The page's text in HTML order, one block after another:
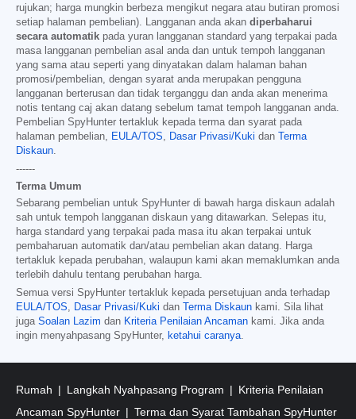
rujukan; harga mungkin berbeza mengikut negara atau butiran promosi
setiap halaman pembelian). Langganan anda akan diperbaharui
secara automatik pada yuran langganan standard yang terpakai pada
masa langganan pembelian asal anda dan untuk tempoh langganan
yang sama atau seperti yang dinyatakan dalam halaman bahan
promosi/pembelian, dengan syarat anda merupakan pengguna
langganan berterusan dan tidak terganggu dan anda akan menerima
notis tentang caj akan datang sebelum tamat tempoh langganan anda.
Pembelian SpyHunter tertakluk kepada terma dan syarat pada
halaman pembelian, EULA/TOS, Dasar Privasi/Kuki dan Terma
Diskaun.
------
Terma Umum
Sebarang pembelian untuk SpyHunter di bawah harga diskaun adalah
sah untuk tempoh langganan diskaun yang ditawarkan. Selepas itu,
harga standard yang terpakai pada masa itu akan terpakai untuk
pembaharuan automatik dan/atau pembelian akan datang. Harga
tertakluk kepada perubahan, walaupun kami akan memaklumkan anda
terlebih dahulu tentang perubahan harga.
Semua versi SpyHunter tertakluk kepada persetujuan anda terhadap
EULA/TOS, Dasar Privasi/Kuki dan Terma Diskaun kami. Sila lihat
juga Soalan Lazim dan Kriteria Penilaian Ancaman kami. Jika anda
ingin menyahpasang SpyHunter, ketahui caranya.
Rumah Langkah Nyahpasang Program
Kriteria Penilaian
Ancaman SpyHunter
Terma dan Syarat Tambahan SpyHunter